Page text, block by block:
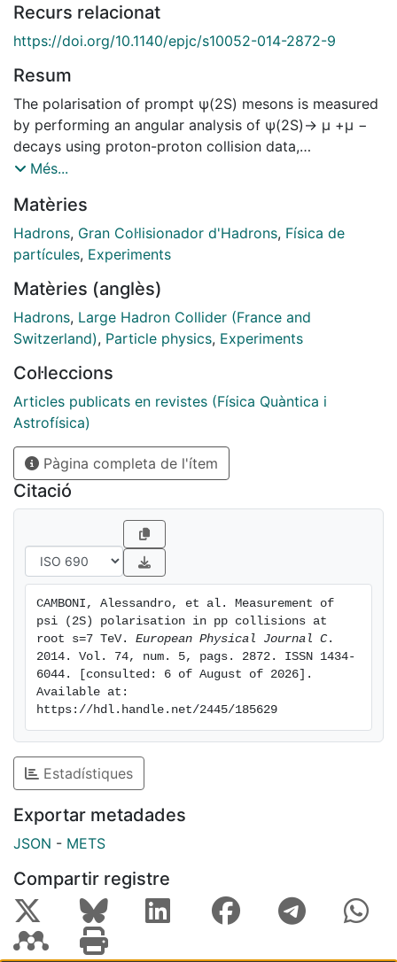
Recurs relacionat
https://doi.org/10.1140/epjc/s10052-014-2872-9
Resum
The polarisation of prompt ψ(2S) mesons is measured
by performing an angular analysis of ψ(2S)→ µ +µ −
decays using proton-proton collision data,
corresponding to an integrated luminosity of 1.0 fb−1 ,
energy of 7 TeV. The polarisation is measured in bins
of transverse momentum pT and rapidity y in the
kinematic region 3.5 < pT < 15 GeV/c and 2.0 < y <
significant polarisation is observed.
Més...
Matèries
Hadrons, Gran Col·lisionador d'Hadrons, Física de
partícules, Experiments
Matèries (anglès)
Hadrons, Large Hadron Collider (France and
Switzerland), Particle physics, Experiments
Col·leccions
Articles publicats en revistes (Física Quàntica i
Astrofísica)
Pàgina completa de l'ítem
Citació
CAMBONI, Alessandro, et al. Measurement of
psi (2S) polarisation in pp collisions at
root s=7 TeV. European Physical Journal C .
2014. Vol. 74, num. 5, pags. 2872. ISSN 1434-
6044. [consulted: 6 of August of 2026].
Available at:
https://hdl.handle.net/2445/185629
Estadístiques
Exportar metadades
JSON - METS
Compartir registre